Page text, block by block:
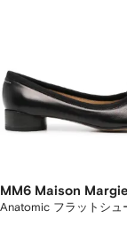
MM6 Maison
Anatomic フラットシュ